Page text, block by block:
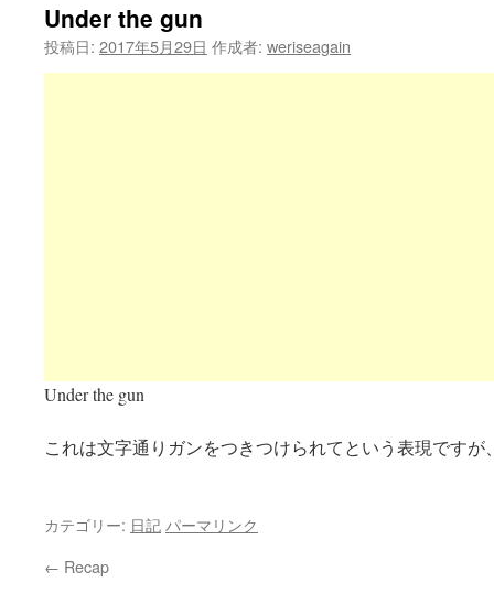
Under the gun
投稿日: 2017年5月29日 作成者: weriseagain
Under the gun
これは文字通りガンをつきつけられてという表現です
カテゴリー: 日記 パーマリンク
← Recap